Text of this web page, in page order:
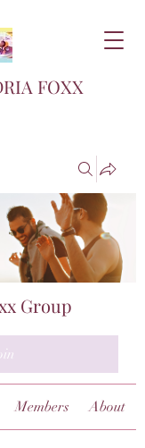
FOXX
Group
Members About